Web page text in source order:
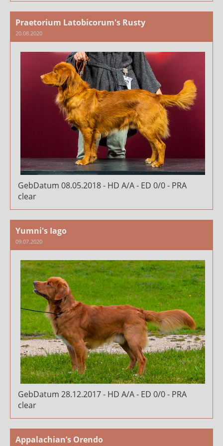
Praetorium Latobicorum's Rusty
20.08.2020
GebDatum 08.05.2018 - HD A/A - ED 0/0 - PRA
clear
Yumni's Iago
09.07.2020
GebDatum 28.12.2017 - HD A/A - ED 0/0 - PRA
clear
Appalachian’s Orendo